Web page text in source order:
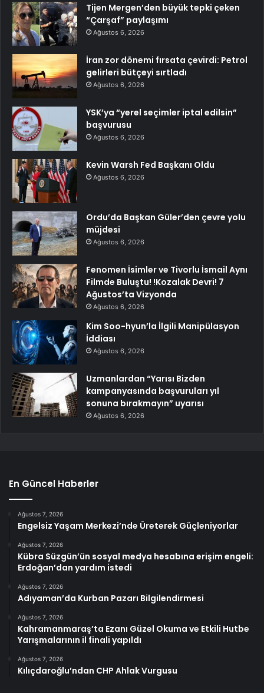
Tijen Mergen’den büyük tepki çeken
“Çarşaf” paylaşımı
Ağustos 6, 2026
İran zor dönemi fırsata çevirdi: Petrol
gelirleri bütçeyi sırtladı
Ağustos 6, 2026
YSK’ya “yerel seçimler iptal edilsin”
başvurusu
Ağustos 6, 2026
Kevin Warsh Fed Başkanı Oldu
Ağustos 6, 2026
Ordu’da Başkan Güler’den çevre yolu
müjdesi
Ağustos 6, 2026
Fenomen İsimler ve Tivorlu İsmail Aynı
Filmde Buluştu! !Kozalak Devri! 7
Ağustos’ta Vizyonda
Ağustos 6, 2026
Kim Soo-hyun’la İlgili Manipülasyon
İddiası
Ağustos 6, 2026
Uzmanlardan “Yarısı Bizden
kampanyasında başvuruları yıl
sonuna bırakmayın” uyarısı
Ağustos 6, 2026
En Güncel Haberler
Ağustos 7, 2026
Engelsiz Yaşam Merkezi’nde Üreterek Güçleniyorlar
Ağustos 7, 2026
Kübra Süzgün’ün sosyal medya hesabına erişim engeli:
Erdoğan’dan yardım istedi
Ağustos 7, 2026
Adıyaman’da Kurban Pazarı Bilgilendirmesi
Ağustos 7, 2026
Kahramanmaraş’ta Ezanı Güzel Okuma ve Etkili Hutbe
Yarışmalarının il finali yapıldı
Ağustos 7, 2026
Kılıçdaroğlu’ndan CHP Ahlak Vurgusu